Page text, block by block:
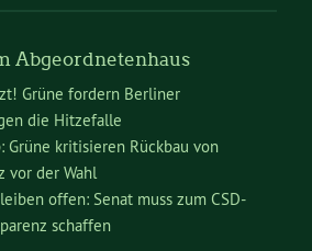
Abgeordnetenhaus
Grüne fordern Berliner
die Hitzefalle
Grüne kritisieren Rückbau von
vor der Wahl
offen: Senat muss zum CSD-
schaffen